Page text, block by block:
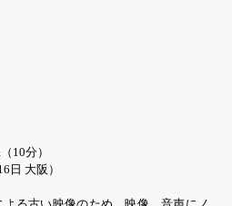
10分）
日 大阪）